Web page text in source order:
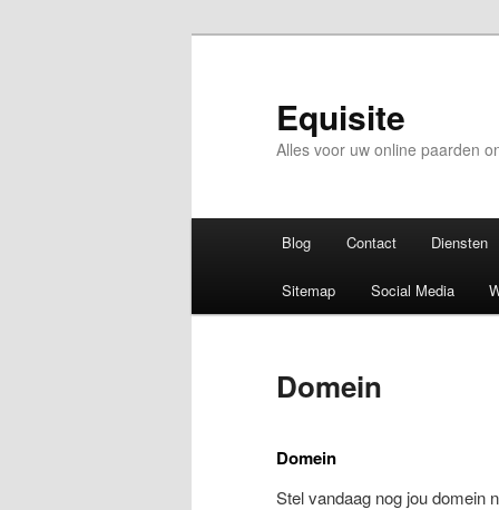
Equisite
Alles voor uw online paarden
Blog Contact Diensten
Sitemap Social Media
Domein
Domein
Stel vandaag nog jou domein